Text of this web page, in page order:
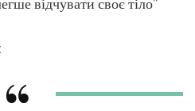
відчувати своє тіло”